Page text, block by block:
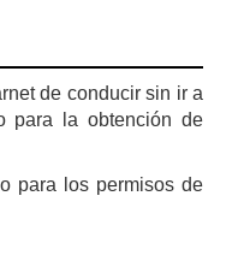
de conducir sin ir a
para la obtención de
para los permisos de